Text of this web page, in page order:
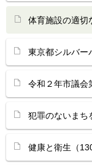
体育施設の適切
東京都シルバー
令和２年市議会
犯罪のないまち
健康と衛生（